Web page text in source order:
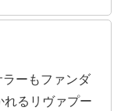
ーもファンダ
れるリヴァプー